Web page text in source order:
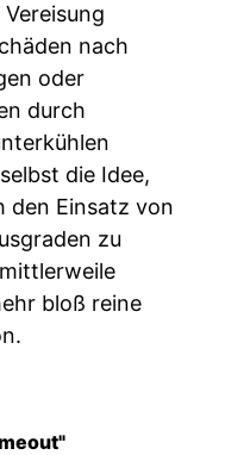
nach
oder
durch
die Idee,
den Einsatz von
zu
bloß reine